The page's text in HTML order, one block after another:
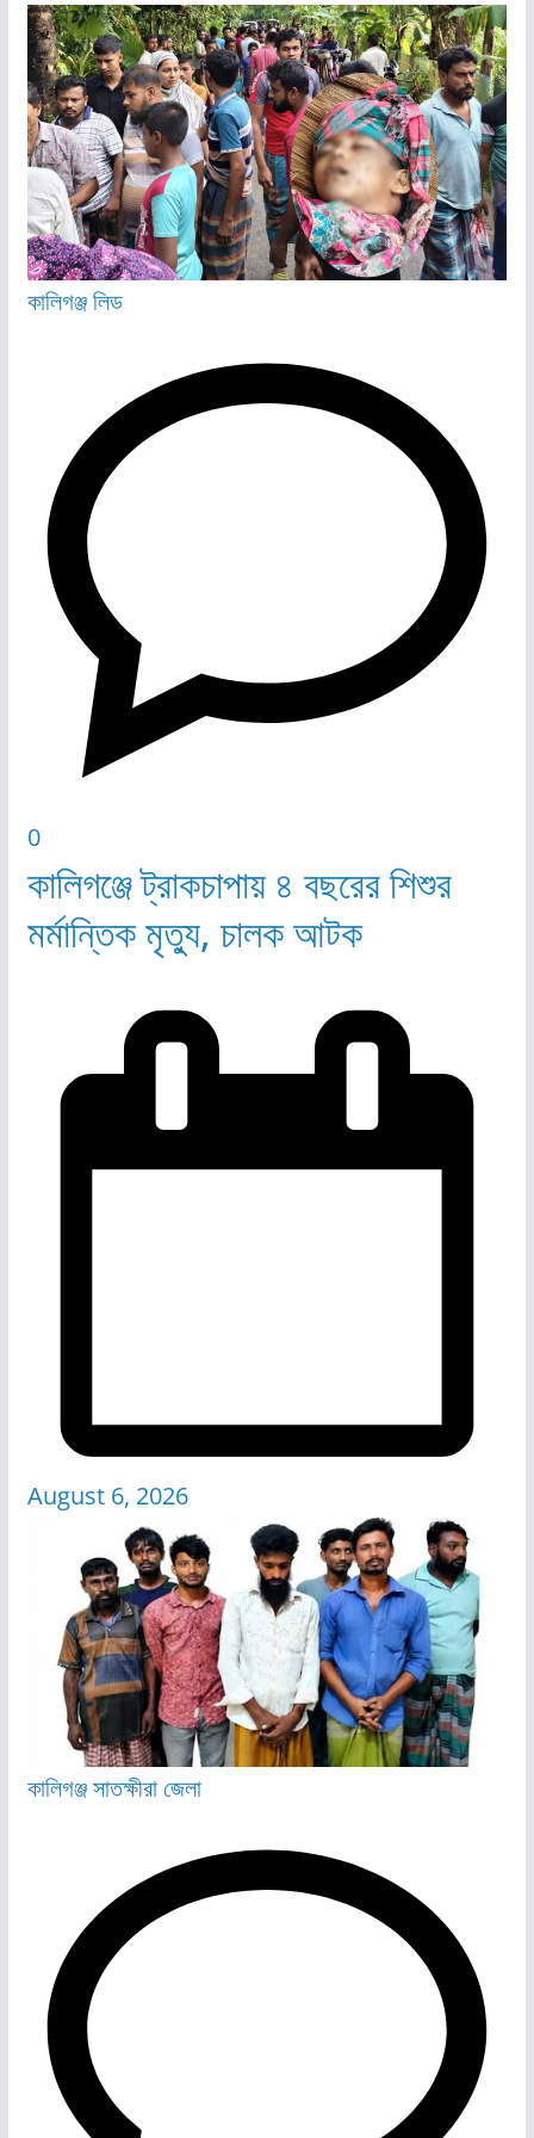
কালিগঞ্জলিড
0
কালিগঞ্জে ট্রাকচাপায় ৪ বছরের শিশুর
মর্মান্তিক মৃত্যু, চালক আটক
August 6, 2026
কালিগঞ্জসাতক্ষীরা জেলা